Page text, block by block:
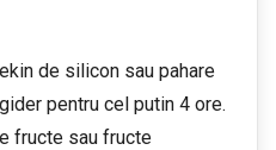
de silicon sau pahare
pentru cel putin 4 ore.
fructe sau fructe